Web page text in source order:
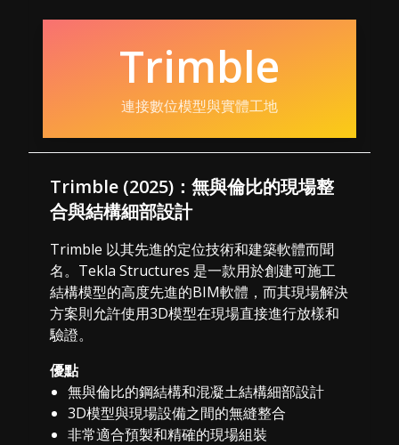
Trimble
連接數位模型與實體工地
Trimble (2025)：無與倫比的現場整
合與結構細部設計
Trimble 以其先進的定位技術和建築軟體而聞
名。Tekla Structures 是一款用於創建可施工
結構模型的高度先進的BIM軟體，而其現場解決
方案則允許使用3D模型在現場直接進行放樣和
驗證。
優點
無與倫比的鋼結構和混凝土結構細部設計
3D模型與現場設備之間的無縫整合
非常適合預製和精確的現場組裝